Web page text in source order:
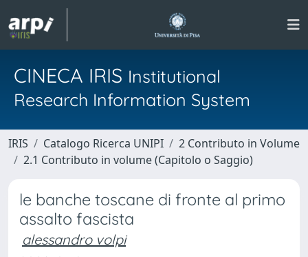
CINECA IRIS Institutional
Research Information System
IRIS Catalogo Ricerca UNIPI
2 Contributo in Volume
2.1 Contributo in volume (Capitolo o Saggio)
le banche toscane di fronte al primo
assalto fascista
alessandro volpi